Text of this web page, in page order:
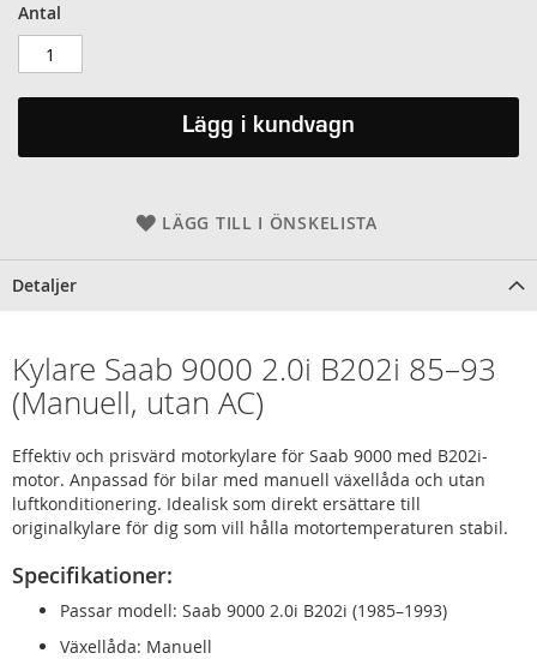
Antal
Lägg i kundvagn
LÄGG TILL I ÖNSKELISTA
Detaljer
Kylare Saab 9000 2.0i B202i 85–93
(Manuell, utan AC)
Effektiv och prisvärd motor­kylare för Saab 9000 med B202i-
motor. Anpassad för bilar med manuell växellåda och utan
luftkonditionering. Idealisk som direkt ersättare till
originalkylare för dig som vill hålla motortemperaturen stabil.
Specifikationer:
Passar modell: Saab 9000 2.0i B202i (1985–1993)
Växellåda: Manuell